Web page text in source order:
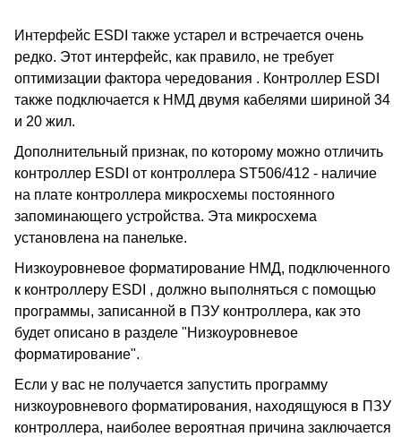
Интерфейс ESDI также устарел и встречается очень
редко. Этот интерфейс, как правило, не требует
оптимизации фактора чередования . Контроллер ESDI
также подключается к НМД двумя кабелями шириной 34
и 20 жил.
Дополнительный признак, по которому можно отличить
контроллер ESDI от контроллера ST506/412 - наличие
на плате контроллера микросхемы постоянного
запоминающего устройства. Эта микросхема
установлена на панельке.
Низкоуровневое форматирование НМД, подключенного
к контроллеру ESDI , должно выполняться с помощью
программы, записанной в ПЗУ контроллера, как это
будет описано в разделе "Низкоуровневое
форматирование".
Если у вас не получается запустить программу
низкоуровневого форматирования, находящуюся в ПЗУ
контроллера, наиболее вероятная причина заключается